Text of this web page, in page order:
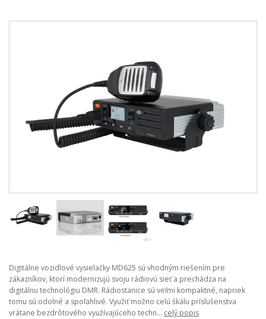
Digitálne vozidlové vysielačky MD625 sú vhodným riešením pre
zákazníkov, ktorí modernizujú svoju rádiovú sieť a prechádza na
digitálnu technológiu DMR. Rádiostanice sú veľmi kompaktné, napriek
tomu sú odolné a spoľahlivé. Využiť možno celú škálu príslušenstva
vrátane bezdrôtového využívajúceho techn... celý popis